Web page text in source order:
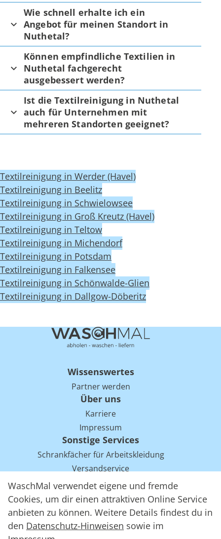
WaschMal verwendet eigene und fremde
Cookies, um dir einen attraktiven Online Service
anbieten zu können. Weitere Details findest du in
den Datenschutz-Hinweisen sowie im
Wie schnell erhalte ich ein
Angebot für meinen Standort in
Nuthetal?
Können empfindliche Textilien in
Nuthetal fachgerecht
ausgebessert werden?
Ist die Textilreinigung in Nuthetal
auch für Unternehmen mit
mehreren Standorten geeignet?
Textilreinigung in Werder (Havel)
Textilreinigung in Beelitz
Textilreinigung in Schwielowsee
Textilreinigung in Groß Kreutz (Havel)
Textilreinigung in Teltow
Textilreinigung in Michendorf
Textilreinigung in Potsdam
Textilreinigung in Falkensee
Textilreinigung in Schönwalde-Glien
Textilreinigung in Dallgow-Döberitz
Wissenswertes
Partner werden
Über uns
Karriere
Impressum
Sonstige Services
Schrankfächer für Arbeitskleidung
Versandservice
Einsparpotentiale für Mietwäsche bei Arbeitskleidung
Arbeitskleidung Tracking mit RFID
WaschMal GmbH 2016 – 2026